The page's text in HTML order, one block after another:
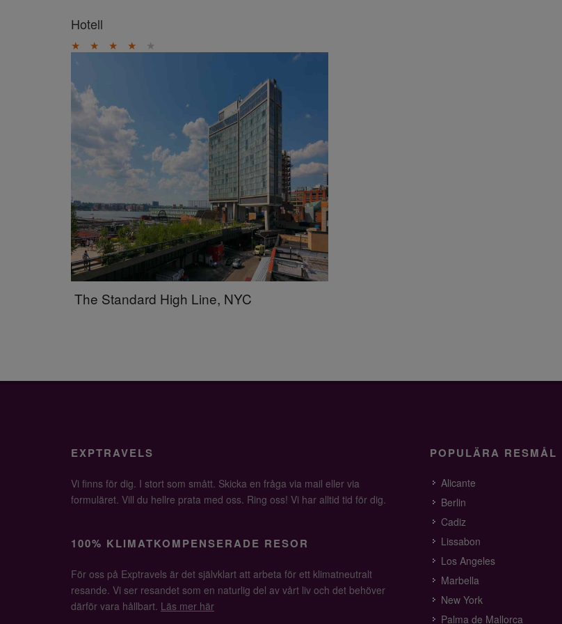
Hotell
★ ★ ★ ★ ★
The Standard High Line, NYC
EXPTRAVELS
Vi finns för dig. I stort som smått. Skicka en fråga via mail eller via
formuläret. Vill du hellre prata med oss. Ring oss! Vi har alltid tid för dig.
100% KLIMATKOMPENSERADE RESOR
För oss på Exptravels är det självklart att arbeta för ett klimatneutralt
resande. Vi ser resandet som en naturlig del av vårt liv och det behöver
därför vara hållbart. Läs mer här
POPULÄRA RESMÅL
Alicante
Berlin
Cadiz
Lissabon
Los Angeles
Marbella
New York
Palma de Mallorca